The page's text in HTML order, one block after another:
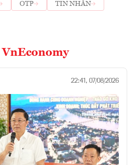
OTP
TIN NHẮN
VnEconomy
22:41, 07/08/2026